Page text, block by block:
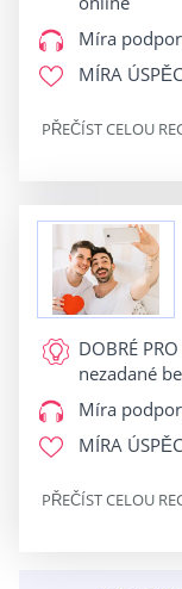
Míra
MÍRA
PŘEČÍST CELOU
DOBRÉ PRO
nezadané
Míra
MÍRA
PŘEČÍST CELOU